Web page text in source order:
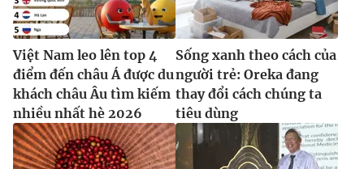
Việt Nam leo lên top 4
điểm đến châu Á được du
khách châu Âu tìm kiếm
nhiều nhất hè 2026
Sống xanh theo cách của
người trẻ: Oreka đang
thay đổi cách chúng ta
tiêu dùng